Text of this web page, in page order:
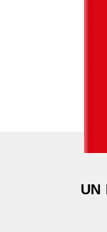
UN